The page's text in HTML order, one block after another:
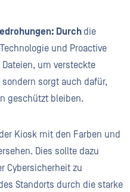
Durch die
und Proactive
um versteckte
sorgt auch dafür,
geschützt bleiben.
Kiosk mit den Farben und
Dies sollte dazu
Cybersicherheit zu
Standorts durch die starke